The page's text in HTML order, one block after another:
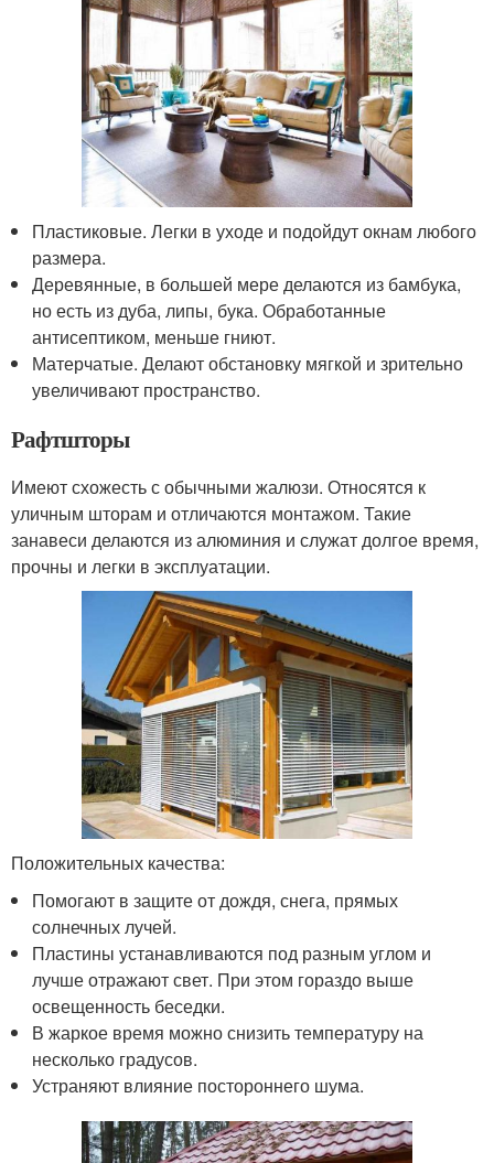
Пластиковые. Легки в уходе и подойдут окнам любого
размера.
Деревянные, в большей мере делаются из бамбука,
но есть из дуба, липы, бука. Обработанные
антисептиком, меньше гниют.
Матерчатые. Делают обстановку мягкой и зрительно
увеличивают пространство.
Рафтшторы
Имеют схожесть с обычными жалюзи. Относятся к
уличным шторам и отличаются монтажом. Такие
занавеси делаются из алюминия и служат долгое время,
прочны и легки в эксплуатации.
Положительных качества:
Помогают в защите от дождя, снега, прямых
солнечных лучей.
Пластины устанавливаются под разным углом и
лучше отражают свет. При этом гораздо выше
освещенность беседки.
В жаркое время можно снизить температуру на
несколько градусов.
Устраняют влияние постороннего шума.